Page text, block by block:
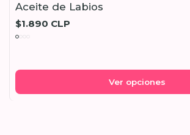
Aceite de Labios
$1.890 CLP
Ver opciones